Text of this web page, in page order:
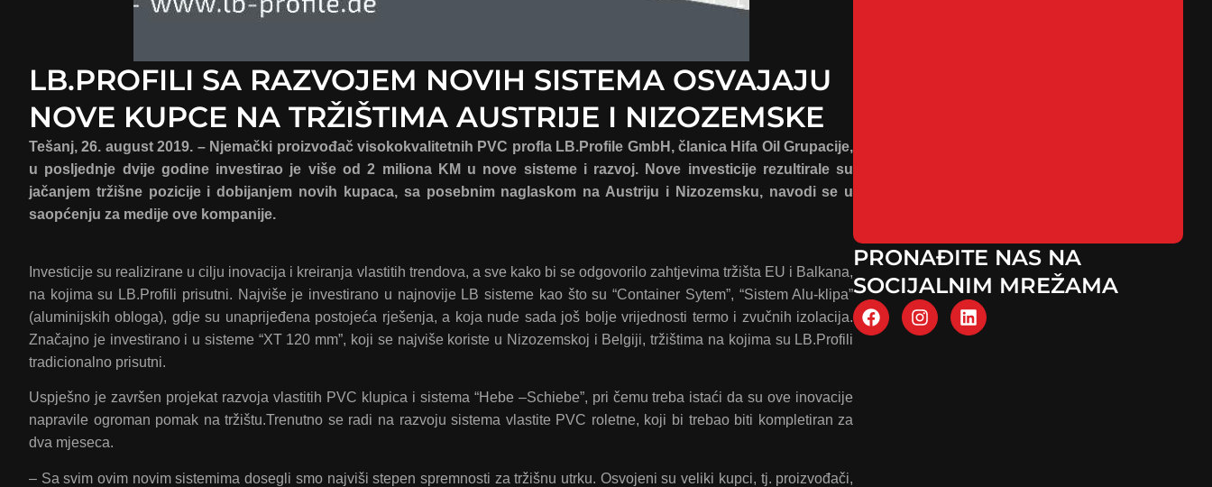
PRONAĐITE NAS NA
SOCIJALNIM MREŽAMA
LB.PROFILI SA RAZVOJEM NOVIH SISTEMA OSVAJAJU
NOVE KUPCE NA TRŽIŠTIMA AUSTRIJE I NIZOZEMSKE
Tešanj, 26. august 2019. – Njemački proizvođač visokokvalitetnih PVC profla LB.Profile GmbH, članica Hifa Oil Grupacije,
u posljednje dvije godine investirao je više od 2 miliona KM u nove sisteme i razvoj. Nove investicije rezultirale su
jačanjem tržišne pozicije i dobijanjem novih kupaca, sa posebnim naglaskom na Austriju i Nizozemsku, navodi se u
saopćenju za medije ove kompanije.
Investicije su realizirane u cilju inovacija i kreiranja vlastitih trendova, a sve kako bi se odgovorilo zahtjevima tržišta EU i Balkana,
na kojima su LB.Profili prisutni. Najviše je investirano u najnovije LB sisteme kao što su “Container Sytem”, “Sistem Alu-klipa”
(aluminijskih obloga), gdje su unaprijeđena postojeća rješenja, a koja nude sada još bolje vrijednosti termo i zvučnih izolacija.
Značajno je investirano i u sisteme “XT 120 mm”, koji se najviše koriste u Nizozemskoj i Belgiji, tržištima na kojima su LB.Profili
tradicionalno prisutni.
Uspješno je završen projekat razvoja vlastitih PVC klupica i sistema “Hebe –Schiebe”, pri čemu treba istaći da su ove inovacije
napravile ogroman pomak na tržištu.Trenutno se radi na razvoju sistema vlastite PVC roletne, koji bi trebao biti kompletiran za
dva mjeseca.
– Sa svim ovim novim sistemima dosegli smo najviši stepen spremnosti za tržišnu utrku. Osvojeni su veliki kupci, tj. proizvođači,